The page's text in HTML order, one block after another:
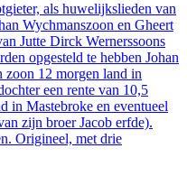
als huwelijkslieden van
Wychmanszoon en Gheert
Jutte Dirck Wernerssoons
opgesteld te hebben Johan
zoon 12 morgen land in
een rente van 10,5
in Mastebroke en eventueel
zijn broer Jacob erfde).
Origineel, met drie